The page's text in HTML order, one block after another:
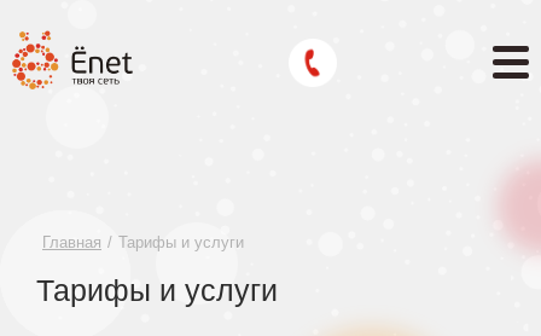
Главная Тарифы и услуги
Тарифы и услуги